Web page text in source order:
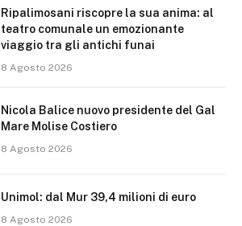
Ripalimosani riscopre la sua anima: al
teatro comunale un emozionante
viaggio tra gli antichi funai
8 Agosto 2026
Nicola Balice nuovo presidente del Gal
Mare Molise Costiero
8 Agosto 2026
Unimol: dal Mur 39,4 milioni di euro
8 Agosto 2026